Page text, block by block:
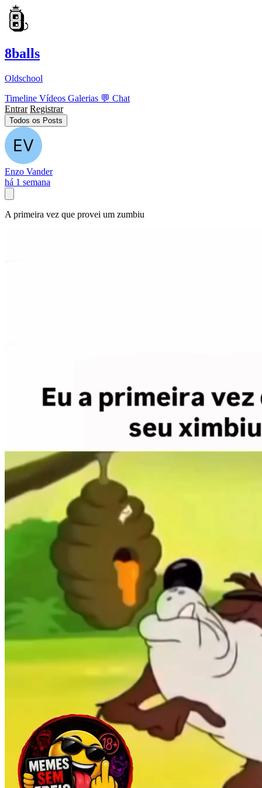
8balls
Oldschool
Timeline Vídeos Galerias 💬 Chat
Entrar Registrar
Todos os Posts
Enzo Vander
há 1 semana
A primeira vez que provei um zumbiu